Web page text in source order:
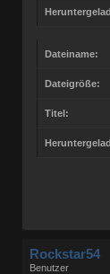
Dateiname:
Dateigröße:
Titel:
Rockstar54
Benutzer